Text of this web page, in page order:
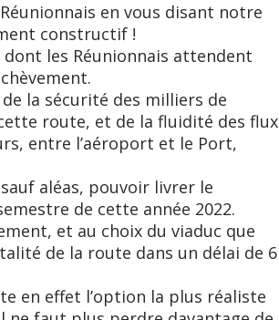
en vous disant notre
constructif !
dont les Réunionnais attendent
de la sécurité des milliers de
route, et de la fluidité des flux
entre l’aéroport et le Port,
aléas, pouvoir livrer le
de cette année 2022.
et au choix du viaduc que
de la route dans un délai de 6
en effet l’option la plus réaliste